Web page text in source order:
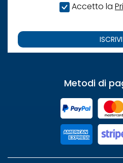
Accetto la
Metodi di